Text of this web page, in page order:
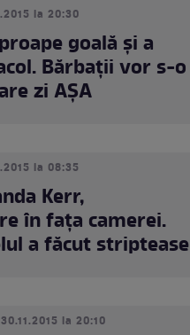
la 20:30
goală și a
Bărbații vor s-o
zi AȘA
la 08:35
Kerr,
în fața camerei.
a făcut striptease
la 20:10